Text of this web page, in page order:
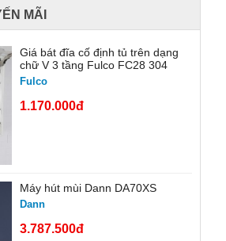
MÃI
Giá bát đĩa cố định tủ trên dạng
chữ V 3 tầng Fulco FC28 304
Fulco
1.170.000đ
Máy hút mùi Dann DA70XS
Dann
3.787.500đ